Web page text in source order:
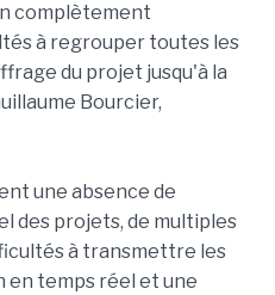
complètement
à regrouper toutes les
du projet jusqu'à la
Bourcier,
une absence de
des projets, de multiples
à transmettre les
temps réel et une